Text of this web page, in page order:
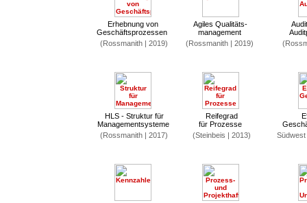
Erhebnung von
Geschäftsprozessen
Agiles Qualitäts-
management
(Rossmanith | 2019)
(Rossmanith | 2019)
HLS - Struktur für
Managementsysteme
Reifegrad
für Prozesse
(Rossmanith | 2017)
(Steinbeis | 2013)